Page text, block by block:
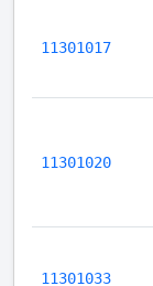
11301017
11301020
11301033